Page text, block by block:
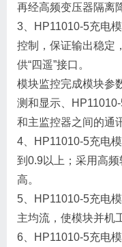
再经高频变压器隔离
3、HP11010-5充电
控制，保证输出稳定
供“四遥”接口。
模块监控完成模块参
测和显示、
和主监控器之间的通
4、HP11010-5充电
到0.9以上；采用高
高。
5、HP11010-5充电
主均流，使模块并机
6、HP11010-5充电